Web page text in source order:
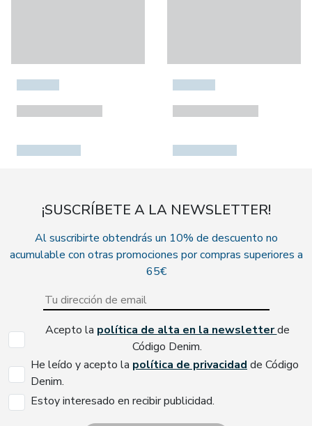
¡SUSCRÍBETE A LA NEWSLETTER!
Al suscribirte obtendrás un 10% de descuento no
acumulable con otras promociones por compras superiores a
65€
Acepto la política de alta en la newsletterde
Código Denim.
He leído y acepto la política de privacidadde Código
Denim.
Estoy interesado en recibir publicidad.